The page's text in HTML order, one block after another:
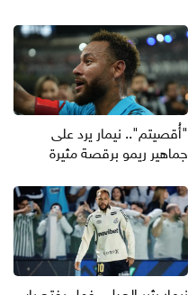
"أُقصيتم".. نيمار يرد على
جماهير ريمو برقصة مثيرة